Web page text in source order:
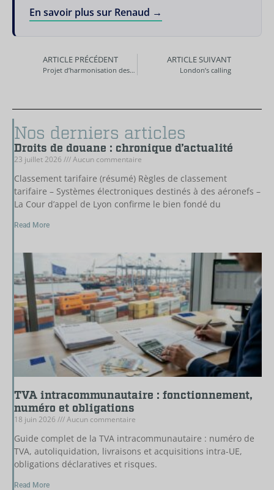
En savoir plus sur Renaud →
ARTICLE PRÉCÉDENT
Projet d’harmonisation des sanctions douanières
ARTICLE SUIVANT
London’s calling
Nos derniers articles
Droits de douane : chronique d’actualité
23 juillet 2026 Aucun commentaire
Classement tarifaire (résumé) Règles de classement
tarifaire – Systèmes électroniques destinés à des aéronefs –
La Cour d’appel de Lyon confirme le bien fondé du
Read More
TVA intracommunautaire : fonctionnement,
numéro et obligations
18 juin 2026 Aucun commentaire
Guide complet de la TVA intracommunautaire : numéro de
TVA, autoliquidation, livraisons et acquisitions intra-UE,
obligations déclaratives et risques.
Read More